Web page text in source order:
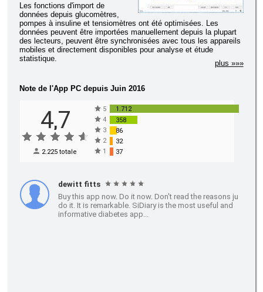
Les fonctions d'import de
données depuis glucomètres,
pompes à insuline et tensiomètres ont été optimisées. Les
données peuvent être importées manuellement depuis la plupart
des lecteurs, peuvent être synchronisées avec tous les appareils
mobiles et directement disponibles pour analyse et étude
statistique.
plus »»»
Note de l'App PC depuis Juin 2016